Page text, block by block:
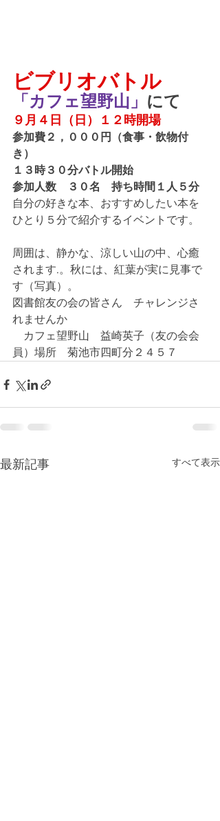
ビブリオバトル
「カフェ望野山」 にて
９月４日（日）１２時開場
参加費２，０００円（食事・飲物付
き）
１３時３０分バトル開始
参加人数　３０名　持ち時間１人５分
自分の好きな本、おすすめしたい本を
ひとり５分で紹介するイベントです。
周囲は、静かな、涼しい山の中、心癒
されます.。秋には、紅葉が実に見事で
す（写真）。
図書館友の会の皆さん　チャレンジさ
れませんか
カフェ望野山　益崎英子（友の会会
員）場所　菊池市四町分２４５７
最新記事 すべて表示